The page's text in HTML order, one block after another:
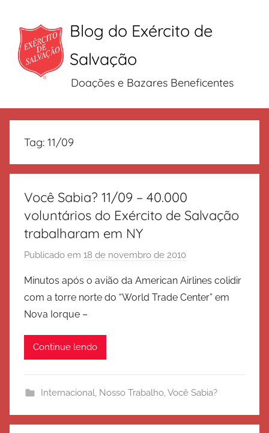
conteúdo
Blog do Exército de
Salvação
Doações e Bazares Beneficentes
Tag: 11/09
Você Sabia? 11/09 – 40.000
voluntários do Exército de Salvação
trabalharam em NY
Publicado em 18 de novembro de 2010
r
E
t
d
Minutos após o avião da American Airlines colidir
com a torre norte do “World Trade Center” em
Nova Iorque –
Continue lendo
Internacional Nosso Trabalho, Você Sabia?